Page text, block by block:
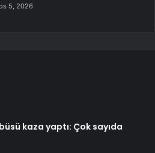
5, 2026
kaza yaptı: Çok sayıda